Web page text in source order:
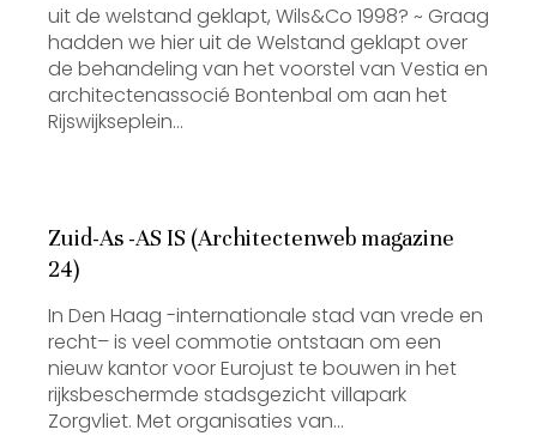
uit de welstand geklapt, Wils&Co 1998? ~ Graag
hadden we hier uit de Welstand geklapt over
de behandeling van het voorstel van Vestia en
architectenassocié Bontenbal om aan het
Rijswijkseplein…
Zuid-As -AS IS (Architectenweb magazine
24)
In Den Haag -internationale stad van vrede en
recht– is veel commotie ontstaan om een
nieuw kantor voor Eurojust te bouwen in het
rijksbeschermde stadsgezicht villapark
Zorgvliet. Met organisaties van…